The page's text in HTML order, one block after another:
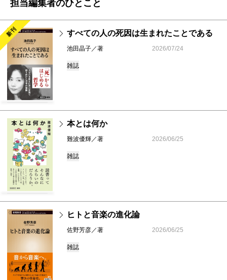
担当編集者のひとこと
新刊 すべての人の死因は生まれたことである
池田晶子／著 2026/07/24
雑誌
本とは何か
難波優輝／著 2026/06/25
雑誌
ヒトと音楽の進化論
佐野芳彦／著 2026/06/25
雑誌